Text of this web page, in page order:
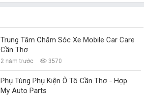
Trung Tâm Chăm Sóc Xe Mobile Car Care
Cần Thơ
2 năm trước 3570
Phụ Tùng Phụ Kiện Ô Tô Cần Thơ - Hợp
My Auto Parts